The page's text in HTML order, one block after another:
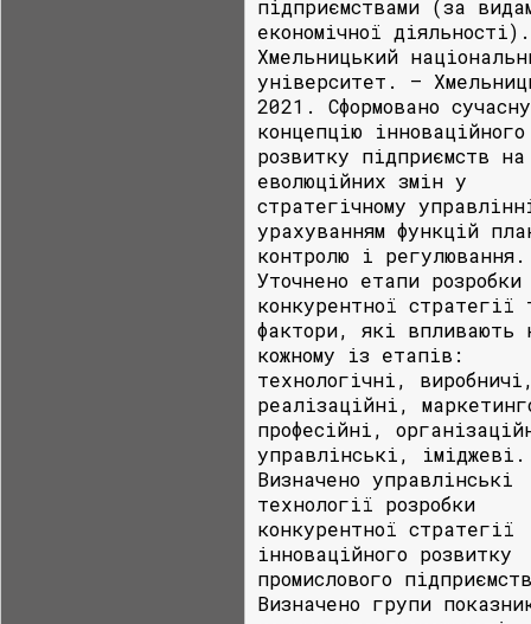
підприємствами (за
економічної
Хмельницький
університет. –
2021. Сформовано сучасну
концепцію інноваційного
розвитку підприємств
еволюційних змін у
стратегічному
урахуванням функцій
контролю і регулювання.
Уточнено етапи розробки
конкурентної стратегії
фактори, які впливають
кожному із етапів:
технологічні,
реалізаційні,
професійні,
управлінські, іміджеві.
Визначено управлінські
технології розробки
конкурентної стратегії
інноваційного розвитку
промислового
Визначено групи